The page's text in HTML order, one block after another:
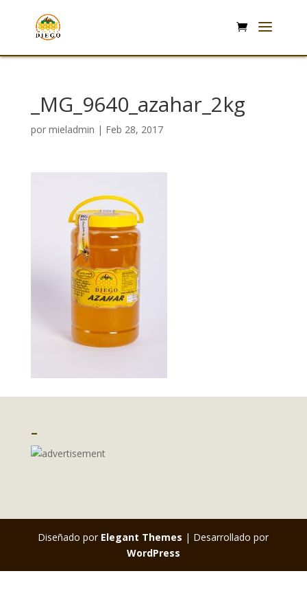
_MG_9640_azahar_2kg
por mieladmin | Feb 28, 2017
–
Diseñado por Elegant Themes | Desarrollado por
WordPress